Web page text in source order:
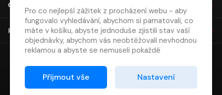
O SPOLEČNOSTI
KONTAKT
Pro co nejlepší zážitek z procházení webu - aby
fungovalo vyhledávání, abychom si pamatovali, co
máte v košíku, abyste jednoduše zjistili stav vaší
objednávky, abychom vás neobtěžovali nevhodnou
reklamou a abyste se nemuseli pokaždé
Proto od vás potřebujeme souhlas se
zpracováním souborů cookies
Přijmout vše Nastavení